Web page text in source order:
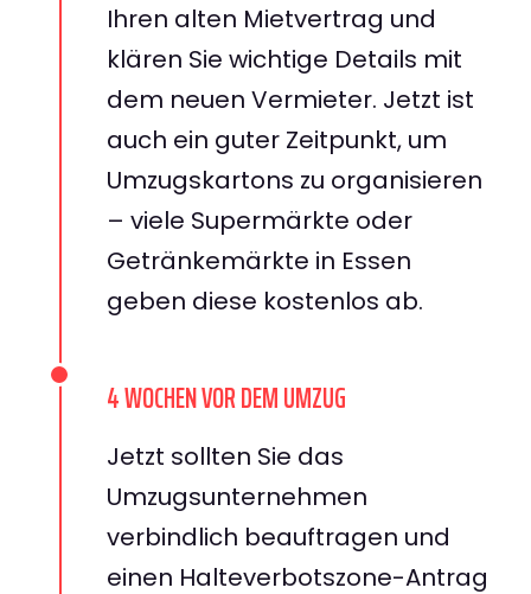
Ihren alten Mietvertrag und
klären Sie wichtige Details mit
dem neuen Vermieter. Jetzt ist
auch ein guter Zeitpunkt, um
Umzugskartons zu organisieren
– viele Supermärkte oder
Getränkemärkte in Essen
geben diese kostenlos ab.
4 WOCHEN VOR DEM UMZUG
Jetzt sollten Sie das
Umzugsunternehmen
verbindlich beauftragen und
einen Halteverbotszone-Antrag